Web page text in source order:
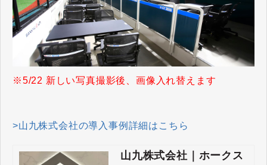
※5/22 新しい写真撮影後、画像入れ替えます
>山九株式会社の導入事例詳細はこちら
山九株式会社｜ホークス